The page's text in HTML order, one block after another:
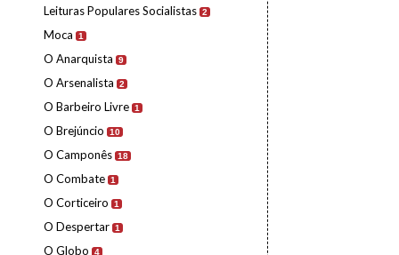
Leituras Populares Socialistas 2
Moca 1
O Anarquista 9
O Arsenalista 2
O Barbeiro Livre 1
O Brejúncio 10
O Camponês 18
O Combate 1
O Corticeiro 1
O Despertar 1
O Globo 4